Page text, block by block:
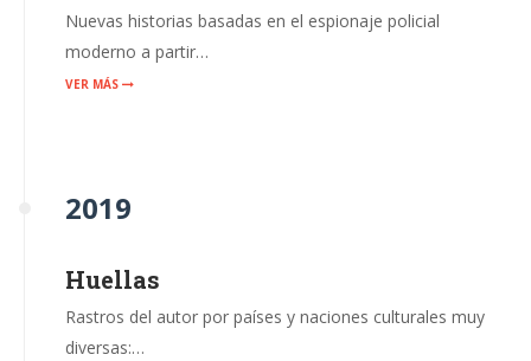
Nuevas historias basadas en el espionaje policial
moderno a partir…
VER MÁS
2019
Huellas
Rastros del autor por países y naciones culturales muy
diversas:…